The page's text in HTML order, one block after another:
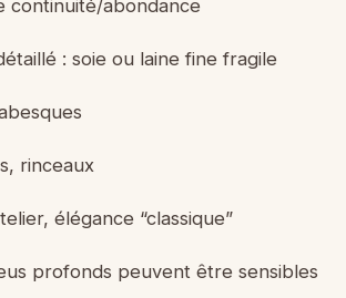
continuité/abondance
: soie ou laine fine fragile
rinceaux
élégance “classique”
profonds peuvent être sensibles